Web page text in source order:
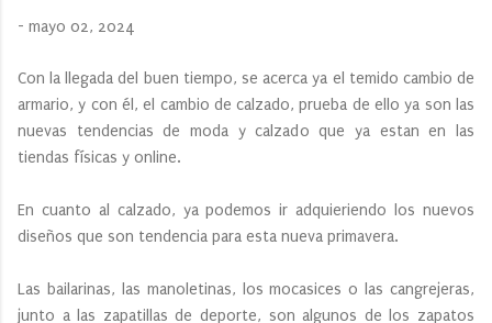
- mayo 02, 2024
Con la llegada del buen tiempo, se acerca ya el temido cambio de
armario, y con él, el cambio de calzado, prueba de ello ya son las
nuevas tendencias de moda y calzado que ya estan en las
tiendas físicas y online.
En cuanto al calzado, ya podemos ir adquieriendo los nuevos
diseños que son tendencia para esta nueva primavera.
Las bailarinas, las manoletinas, los mocasices o las cangrejeras,
junto a las zapatillas de deporte, son algunos de los zapatos